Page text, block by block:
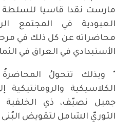
مارست نقدا قاسيا للسلطة
العبودية في المجتمع
محاضراته عن كل ذلك في
الأستبدادي في العراق في
" وبذلك تتحولُ
الكلاسيكية
جميل نصيّف، ذي الخلفية
الثوريّ الشامل لتقويض البُنى